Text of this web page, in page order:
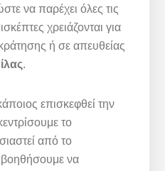
να παρέχει όλες τις
χρειάζονται για
ή σε απευθείας
.
επισκεφθεί την
το
από το
βοηθήσουμε να